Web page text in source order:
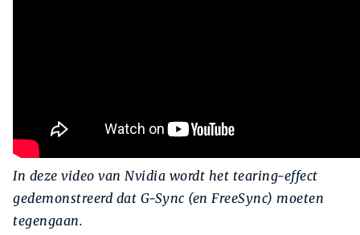
In deze video van Nvidia wordt het tearing-effect
gedemonstreerd dat G-Sync (en FreeSync) moeten
tegengaan.